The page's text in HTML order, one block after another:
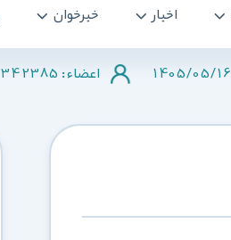
اخبار خبرخوان
1405/05/16 اعضاء : 342385